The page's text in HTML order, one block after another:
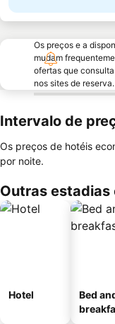
Os preços e a
mudam
ofertas que
nos sites de reserva.
Intervalo de
Os preços de hotéis
por noite.
Outras estadias
Hotel
Bed